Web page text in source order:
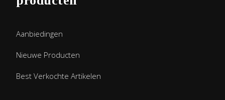
Aanbiedingen
Nieuwe Producten
Best Verkochte Artikelen